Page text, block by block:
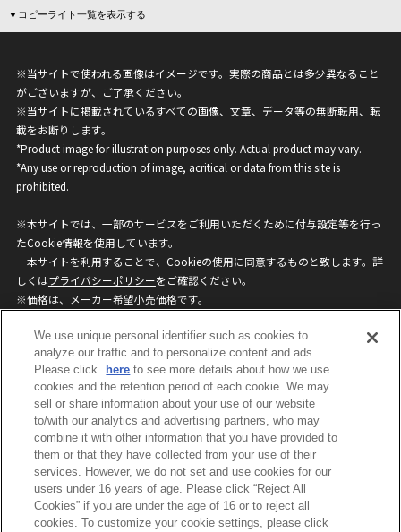
▼コピーライト一覧を表示する
※当サイトで使われる画像はイメージです。実際の商品とは多少異なること
がございますが、ご了承ください。
※当サイトに掲載されているすべての画像、文章、データ等の無断転用、転
載をお断りします。
*Product image for illustration purposes only. Actual product may vary.
*Any use or reproduction of image, acritical or data from this site is
prohibited.
※本サイトでは、一部のサービスをご利用いただくために付与設定等を行っ
たCookie情報を使用しています。
本サイトを利用することで、Cookieの使用に同意するものと致します。詳
しくはプライバシーポリシーをご確認ください。
※価格は、メーカー希望小売価格です。
ざいますのでご了承ください。
privacypolicy
Do Not Sell or Share My
Personal Information
ウェブサイトご利用条件
ソーシャルメディアポリシー
個人情報保護方針
お問い合わせ
©BANDAI
We use unique personal identifier such as cookies to
analyze our traffic and to personalize content and ads.
Please click
here to see more details about how we use
cookies and the retention period of each cookie. We may
sell or share information about your use of our website
to/with our analytics and advertising partners, who may
combine it with other information that you have provided to
them or that they have collected from your use of their
services. However, we do not set and use cookies for our
users under 16 years of age. Please click “Reject All
Cookies” if you are under the age of 16 or to reject all
cookies. To customize your cookie settings, please click